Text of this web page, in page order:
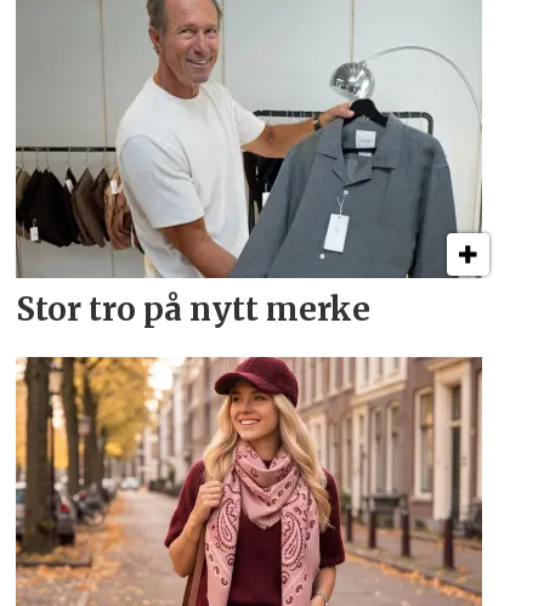
Stor tro på nytt merke